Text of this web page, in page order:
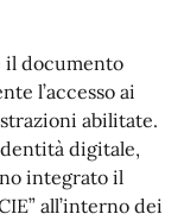
il documento
l’accesso ai
abilitate.
digitale,
integrato il
all’interno dei